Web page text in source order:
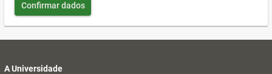
Confirmar dados
A Universidade